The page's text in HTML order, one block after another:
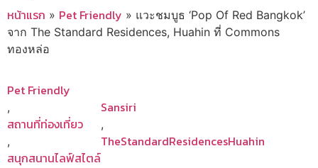
หน้าแรก » Pet Friendly » แวะชมบูธ ‘Pop Of Red Bangkok’
จาก The Standard Residences, Huahin ที่ Commons
ทองหล่อ
Pet Friendly
,
สถานที่ท่องเที่ยว
,
สนุกสนานไลฟ์สไตล์
Sansiri
,
TheStandardResidencesHuahin